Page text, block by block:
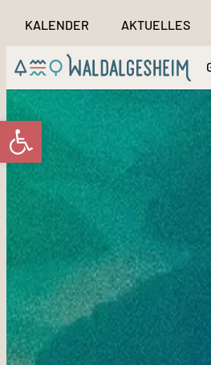
Werkzeugleiste
KALENDER AKTUELLES